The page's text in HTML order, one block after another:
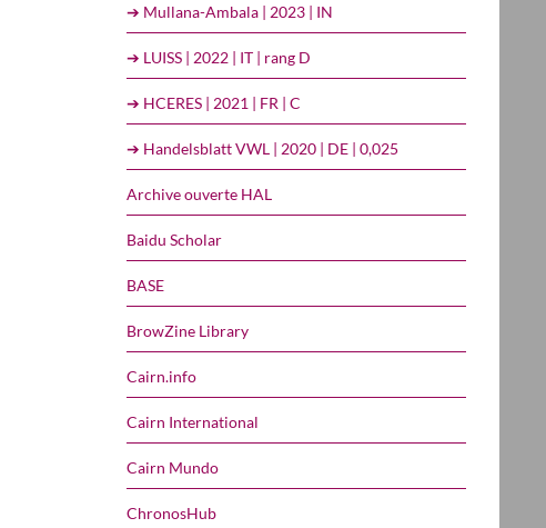
➔ Mullana-Ambala | 2023 | IN
➔ LUISS | 2022 | IT | rang D
➔ HCERES | 2021 | FR | C
➔ Handelsblatt VWL | 2020 | DE | 0,025
Archive ouverte HAL
Baidu Scholar
BASE
BrowZine Library
Cairn.info
Cairn International
Cairn Mundo
ChronosHub